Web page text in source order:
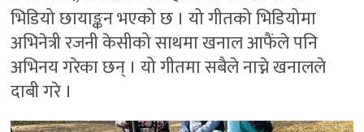
भिडियो छायाङ्कन भएको छ । यो गीतको भिडियोमा
अभिनेत्री रजनी केसीको साथमा खनाल आफैंले पनि
अभिनय गरेका छन् । यो गीतमा सबैले नाच्ने खनालले
दाबी गरे ।